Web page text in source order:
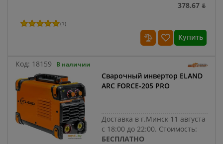
378.67 ƃ
(1)
Купить
Код: 18159 В наличии
Сварочный инвертор ELAND
ARC FORCE-205 PRO
Доставка в г.Минск 11 августа
с 18:00 до 22:00. Стоимость:
БЕСПЛАТНО